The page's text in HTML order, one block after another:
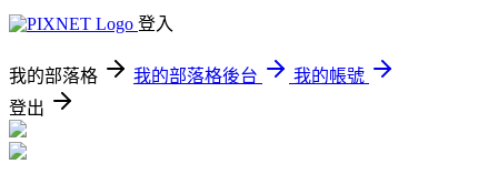
登入
我的部落格 我的部落格後台
我的帳號
登出